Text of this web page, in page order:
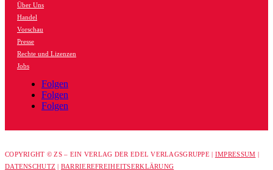
Über Uns
Handel
Vorschau
Presse
Rechte und Lizenzen
Jobs
Folgen
Folgen
Folgen
COPYRIGHT © ZS – EIN VERLAG DER EDEL VERLAGSGRUPPE | IMPRESSUM |
DATENSCHUTZ | BARRIEREFREIHEITSERKLÄRUNG